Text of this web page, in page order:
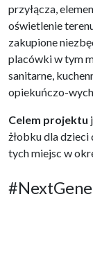
przyłącza,
oświetlenie
zakupione
placówki w tym
sanitarne,
opiekuńczo-
Celem projektu
żłobku dla
tych miejsc w